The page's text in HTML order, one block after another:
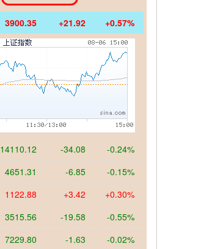
3900.35 +21.92 +0.57%
14110.12 -34.08 -0.24%
4651.31 -6.85 -0.15%
1122.88 +3.42 +0.30%
3515.56 -19.58 -0.55%
7229.80 -1.63 -0.02%